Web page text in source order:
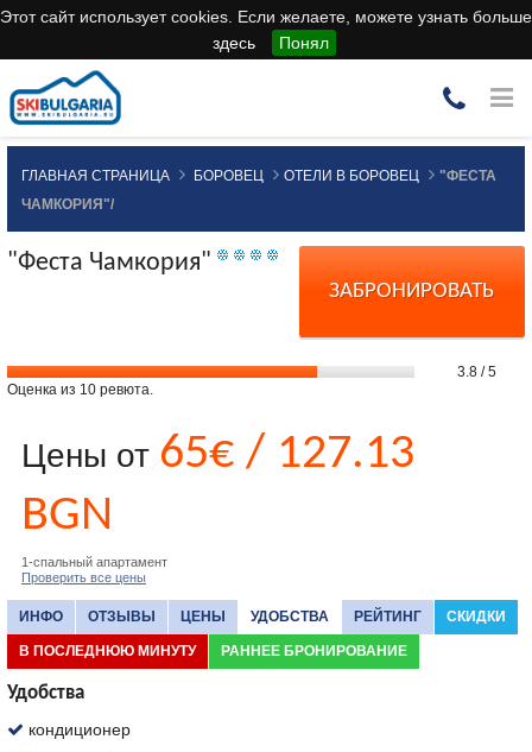
Этот сайт использует cookies. Если желаете, можете узнать больше
здесь
Понял
ГЛАВНАЯ СТРАНИЦА БОРОВЕЦ ОТЕЛИ В БОРОВЕЦ
"ФЕСТА
ЧАМКОРИЯ"/
ЗАБРОНИРОВАТЬ
"Феста Чамкория"
3.8 / 5
Оценка из 10 ревюта.
Цены от 65€ / 127.13
BGN
1-спальный апартамент
Проверить все цены
ИНФО ОТЗЫВЫ ЦЕНЫ УДОБСТВА РЕЙТИНГ СКИДКИ
В ПОСЛЕДНЮЮ МИНУТУ РАННЕЕ БРОНИРОВАНИЕ
Удобства
кондиционер